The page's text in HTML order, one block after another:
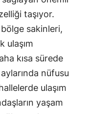
taşıyor.
sakinleri,
ulaşım
kısa sürede
nüfusu
ulaşım
yaşam